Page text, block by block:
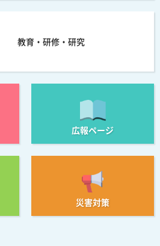
教育・研修・研究
広報ページ
災害対策